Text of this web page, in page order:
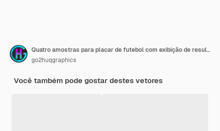
Quatro amostras para placar de futebol com exibição de resultados de jogos de futebol e tempo
go2huqgraphics
Você também pode gostar destes vetores